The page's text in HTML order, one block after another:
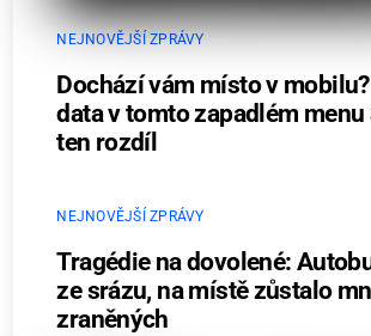
NEJNOVĚJŠÍ ZPRÁVY
Dochází vám místo v
data v tomto zapadlém
ten rozdíl
NEJNOVĚJŠÍ ZPRÁVY
Tragédie na dovolené:
ze srázu, na místě zůstalo
zraněných